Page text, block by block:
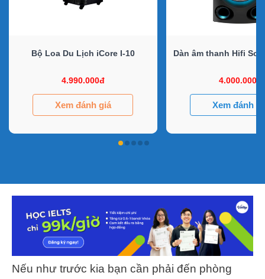
Bộ Loa Du Lịch iCore I-10
4.990.000đ
Xem đánh giá
Dàn âm thanh Hifi
4.000.000đ
Xem đánh
Nếu như trước kia bạn cần phải đến phòng